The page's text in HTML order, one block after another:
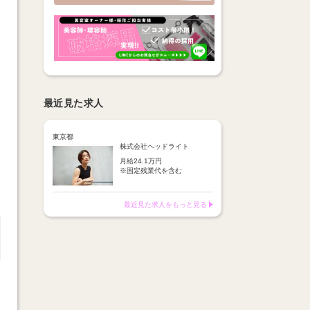
最近見た求人
東京都
株式会社ヘッドライト
月給24.1万円
※固定残業代を含む
あり）
最近見た求人をもっと見る